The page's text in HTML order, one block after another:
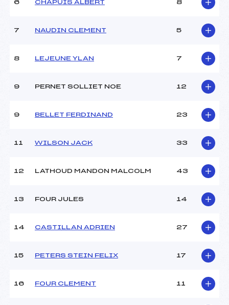
Température arrivée :
65.0000
6 CHAPUIS ALBERT 8
7 NAUDIN CLEMENT 5
8 LEJEUNE YLAN 7
9 PERNET SOLLIET NOE 12
9 BELLET FERDINAND 23
11 WILSON JACK 33
12 LATHOUD MANDON MALCOLM 43
13 FOUR JULES 14
14 CASTILLAN ADRIEN 27
15 PETERS STEIN FELIX 17
16 FOUR CLEMENT 11